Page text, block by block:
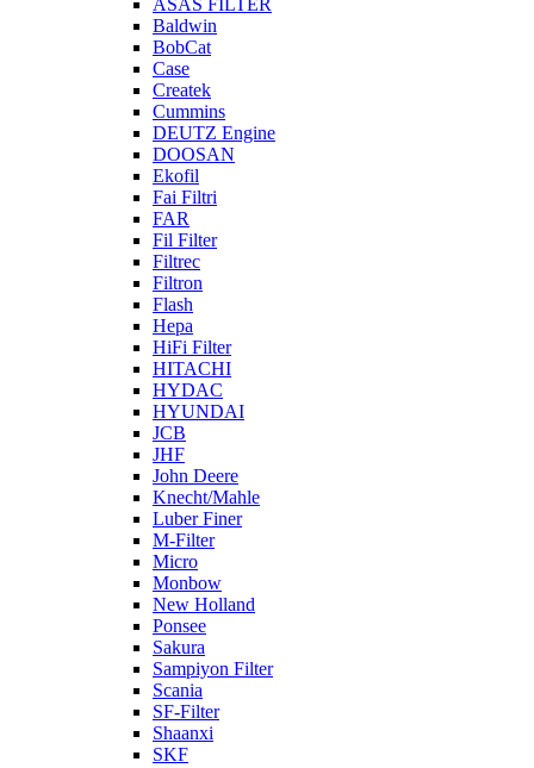
ASAS FILTER
Baldwin
BobCat
Case
Createk
Cummins
DEUTZ Engine
DOOSAN
Ekofil
Fai Filtri
FAR
Fil Filter
Filtrec
Filtron
Flash
Hepa
HiFi Filter
HITACHI
HYDAC
HYUNDAI
JCB
JHF
John Deere
Knecht/Mahle
Luber Finer
M-Filter
Micro
Monbow
New Holland
Ponsee
Sakura
Sampiyon Filter
Scania
SF-Filter
Shaanxi
SKF